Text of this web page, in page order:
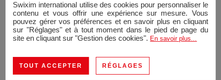
Swixim international utilise des cookies pour personnaliser le
contenu et vous offrir une expérience sur mesure. Vous
pouvez gérer vos préférences et en savoir plus en cliquant
sur "Réglages" et à tout moment dans le pied de page du
site en cliquant sur "Gestion des cookies". En savoir plus...
TOUT ACCEPTER RÉGLAGES